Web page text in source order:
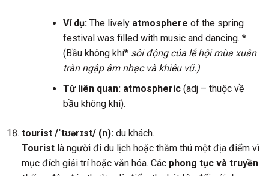
Ví dụ:The lively atmosphere of the spring
festival was filled with music and dancing. *
(Bầu không khí*sôi động của lễ hội mùa xuân
tràn ngập âm nhạc và khiêu vũ.)
Từ liên quan: atmospheric(adj – thuộc về
bầu không khí).
tourist /ˈtʊərɪst/ (n):du khách.
Touristlà người đi du lịch hoặc thăm thú một địa điểm vì
mục đích giải trí hoặc văn hóa. Các phong tục và truyền